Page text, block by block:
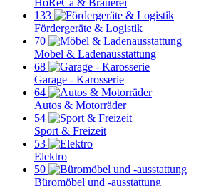
HoReCa & Brauerei
133
Fördergeräte & Logistik
70
Möbel & Ladenausstattung
68
Garage - Karosserie
64
Autos & Motorräder
54
Sport & Freizeit
53
Elektro
50
Büromöbel und -ausstattung